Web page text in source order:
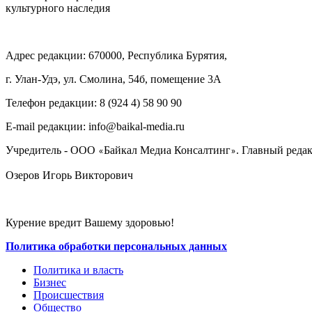
культурного наследия
Адрес редакции: 670000, Республика Бурятия,
г. Улан-Удэ, ул. Смолина, 54б, помещение 3А
Телефон редакции: ‎‎8 (924 4) 58 90 90
E-mail редакции: info@baikal-media.ru
Учредитель - ООО «Байкал Медиа Консалтинг». Главный
Озеров Игорь Викторович
Курение вредит Вашему здоровью!
Политика обработки персональных данных
Политика и власть
Бизнес
Происшествия
Общество